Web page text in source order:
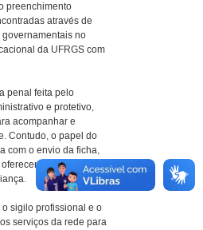
preenchimento
através de
no
da UFRGS com
penal feita pelo
e protetivo,
acompanhar e
Contudo, o papel do
com o envio da ficha,
cuidado
sigilo profissional e o
serviços da rede para